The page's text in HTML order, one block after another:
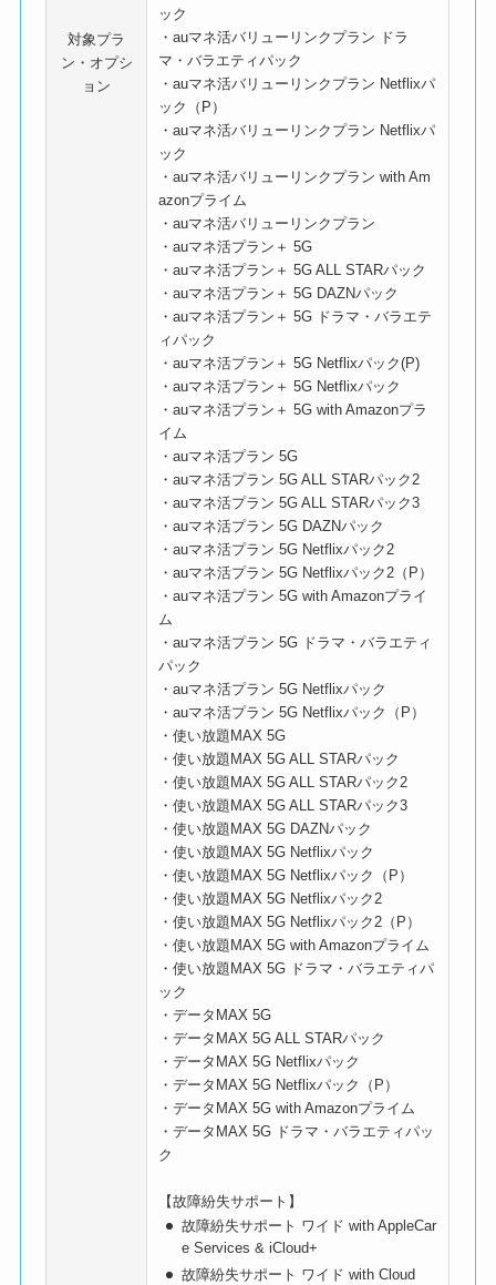
対象プラ
ン・オプシ
ョン
ック
・auマネ活バリューリンクプラン ドラ
マ・バラエティパック
・auマネ活バリューリンクプラン Netflixパ
ック（P）
・auマネ活バリューリンクプラン Netflixパ
ック
・auマネ活バリューリンクプラン with Am
azonプライム
・auマネ活バリューリンクプラン
・auマネ活プラン＋ 5G
・auマネ活プラン＋ 5G ALL STARパック
・auマネ活プラン＋ 5G DAZNパック
・auマネ活プラン＋ 5G ドラマ・バラエテ
ィパック
・auマネ活プラン＋ 5G Netflixパック(P)
・auマネ活プラン＋ 5G Netflixパック
・auマネ活プラン＋ 5G with Amazonプラ
イム
・auマネ活プラン 5G
・auマネ活プラン 5G ALL STARパック2
・auマネ活プラン 5G ALL STARパック3
・auマネ活プラン 5G DAZNパック
・auマネ活プラン 5G Netflixパック2
・auマネ活プラン 5G Netflixパック2（P）
・auマネ活プラン 5G with Amazonプライ
ム
・auマネ活プラン 5G ドラマ・バラエティ
パック
・auマネ活プラン 5G Netflixパック
・auマネ活プラン 5G Netflixパック（P）
・使い放題MAX 5G
・使い放題MAX 5G ALL STARパック
・使い放題MAX 5G ALL STARパック2
・使い放題MAX 5G ALL STARパック3
・使い放題MAX 5G DAZNパック
・使い放題MAX 5G Netflixパック
・使い放題MAX 5G Netflixパック（P）
・使い放題MAX 5G Netflixパック2
・使い放題MAX 5G Netflixパック2（P）
・使い放題MAX 5G with Amazonプライム
・使い放題MAX 5G ドラマ・バラエティパ
ック
・データMAX 5G
・データMAX 5G ALL STARパック
・データMAX 5G Netflixパック
・データMAX 5G Netflixパック（P）
・データMAX 5G with Amazonプライム
・データMAX 5G ドラマ・バラエティパッ
ク
【故障紛失サポート】
故障紛失サポート ワイド with AppleCar
e Services & iCloud+
故障紛失サポート ワイド with Cloud